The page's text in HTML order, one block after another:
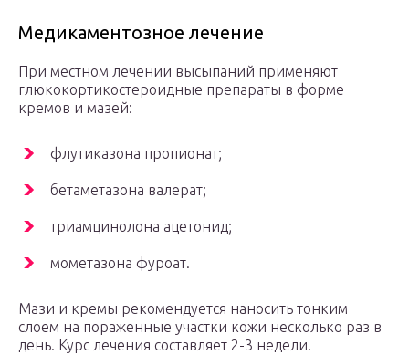
Медикаментозное лечение
При местном лечении высыпаний применяют
глюкокортикостероидные препараты в форме
кремов и мазей:
флутиказона пропионат;
бетаметазона валерат;
триамцинолона ацетонид;
мометазона фуроат.
Мази и кремы рекомендуется наносить тонким
слоем на пораженные участки кожи несколько раз в
день. Курс лечения составляет 2-3 недели.